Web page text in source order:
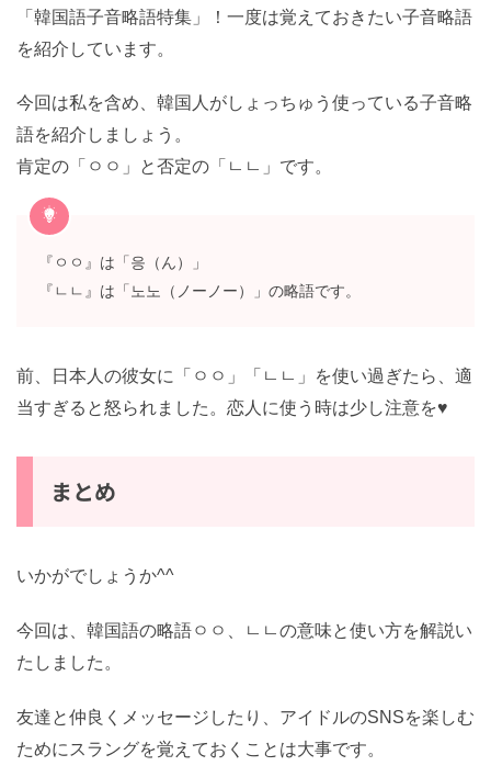
「韓国語子音略語特集」！一度は覚えておきたい子音略語
を紹介しています。
今回は私を含め、韓国人がしょっちゅう使っている子音略
語を紹介しましょう。
肯定の「ㅇㅇ」と否定の「ㄴㄴ」です。
『ㅇㅇ』は「응（ん）」
『ㄴㄴ』は「노노（ノーノー）」の略語です。
前、日本人の彼女に「ㅇㅇ」「ㄴㄴ」を使い過ぎたら、適
当すぎると怒られました。恋人に使う時は少し注意を♥
まとめ
いかがでしょうか^^
今回は、韓国語の略語ㅇㅇ、ㄴㄴの意味と使い方を解説い
たしました。
友達と仲良くメッセージしたり、アイドルのSNSを楽しむ
ためにスラングを覚えておくことは大事です。